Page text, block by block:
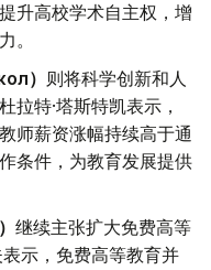
升高校学术自主权，增
。
） 则将科学创新和人
拉特·塔斯特凯表示，
师薪资涨幅持续高于通
条件，为教育发展提供
继续主张扩大免费高等
示，免费高等教育并